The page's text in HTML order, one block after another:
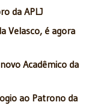
da APLJ
Velasco, é agora
Acadêmico da
ao Patrono da